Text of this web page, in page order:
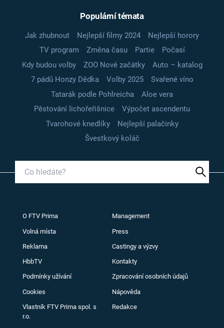
Populární témata
Jak zhubnout Nejlepší filmy 2024
Nejlepší horory
TV program
Změna času Partie
Počasí
Kdy budou volby
ZOO Nové začátky
Auto – katalog
7 pádů Honzy Dědka
Volby 2025
Svařené víno
Tatarák podle Pohlreicha
Aloe vera
Pěstování lichořeřišnice
Výpočet ascendentu
Tvarohové knedlíky
Nejlepší palačinky
Švestkový koláč
O FTV Prima Management
Volná místa Press
Reklama Castingy a výzvy
HbbTV Kontakty
Podmínky užívání Zpracování osobních údajů
Cookies Nápověda
Vlastník FTV Prima spol. s
r.o.
Redakce